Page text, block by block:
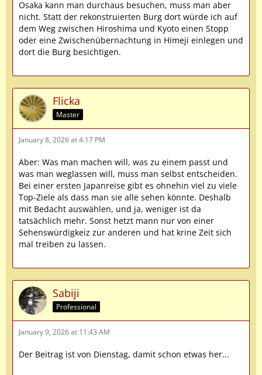
Osaka kann man durchaus besuchen, muss man aber
nicht. Statt der rekonstruierten Burg dort würde ich auf
dem Weg zwischen Hiroshima und Kyoto einen Stopp
oder eine Zwischenübernachtung in Himeji einlegen und
dort die Burg besichtigen.
Flicka
Master
January 8, 2026 at 4:17 PM
Aber: Was man machen will, was zu einem passt und
was man weglassen will, muss man selbst entscheiden.
Bei einer ersten Japanreise gibt es ohnehin viel zu viele
Top-Ziele als dass man sie alle sehen könnte. Deshalb
mit Bedacht auswählen, und ja, weniger ist da
tatsächlich mehr. Sonst hetzt mann nur von einer
Sehenswürdigkeiz zur anderen und hat krine Zeit sich
mal treiben zu lassen.
Sabiji
Professional
January 9, 2026 at 11:43 AM
Der Beitrag ist von Dienstag, damit schon etwas her...